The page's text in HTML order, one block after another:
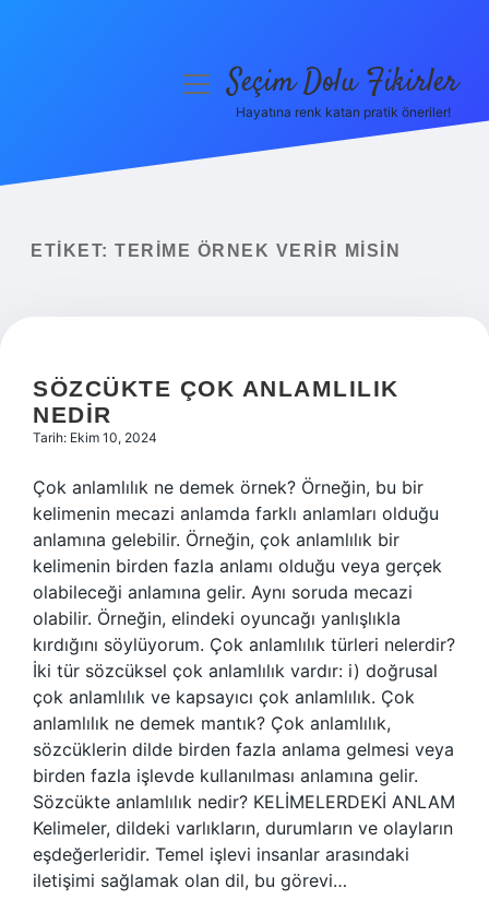
Yasal Uyarı
menüyüSeçim Dolu Fikirler
Hayatına renk katan pratik öneriler!
ETIKET: TERIME ÖRNEK VERIR MISIN
SÖZCÜKTE ÇOK ANLAMLILIK
NEDIR
Tarih: Ekim 10, 2024
Çok anlamlılık ne demek örnek? Örneğin, bu bir
kelimenin mecazi anlamda farklı anlamları olduğu
anlamına gelebilir. Örneğin, çok anlamlılık bir
kelimenin birden fazla anlamı olduğu veya gerçek
olabileceği anlamına gelir. Aynı soruda mecazi
olabilir. Örneğin, elindeki oyuncağı yanlışlıkla
kırdığını söylüyorum. Çok anlamlılık türleri nelerdir?
İki tür sözcüksel çok anlamlılık vardır: i) doğrusal
çok anlamlılık ve kapsayıcı çok anlamlılık. Çok
anlamlılık ne demek mantık? Çok anlamlılık,
sözcüklerin dilde birden fazla anlama gelmesi veya
birden fazla işlevde kullanılması anlamına gelir.
Sözcükte anlamlılık nedir? KELİMELERDEKİ ANLAM
Kelimeler, dildeki varlıkların, durumların ve olayların
eşdeğerleridir. Temel işlevi insanlar arasındaki
iletişimi sağlamak olan dil, bu görevi…